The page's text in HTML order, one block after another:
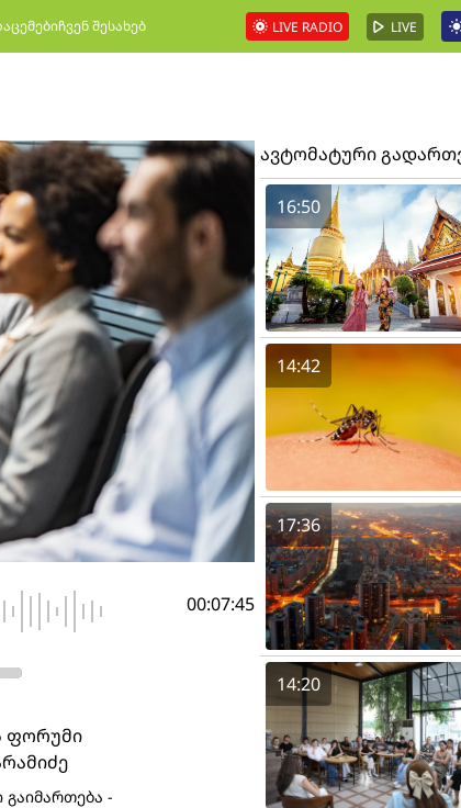
ჩვენ შესახებ LIVE RADIO LIVE
00:07:45
ფორუმი
-
ავტომატური
16:50
14:42
17:36
14:20